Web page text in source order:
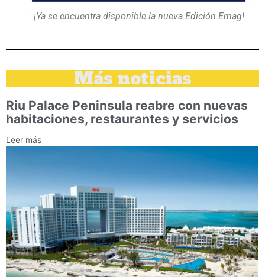
¡Ya se encuentra disponible la nueva Edición Emag!
Más noticias
Riu Palace Peninsula reabre con nuevas
habitaciones, restaurantes y servicios
Leer más